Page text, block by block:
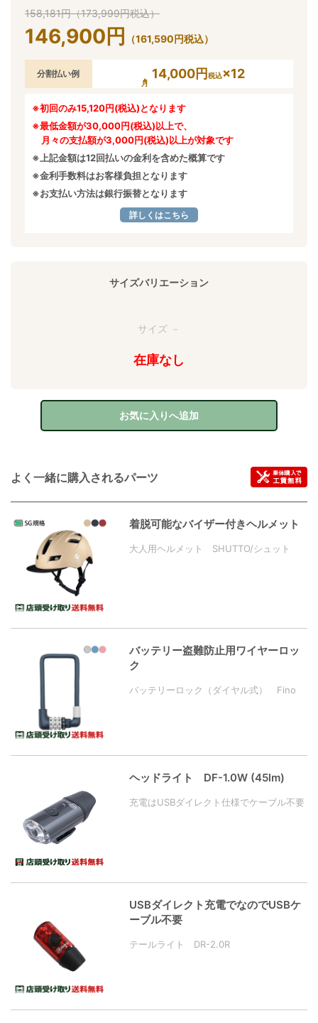
158,181円（173,999円税込）
146,900円 （161,590円税込）
分割払い例 14,000円税込×12
※初回のみ15,120円(税込)となります
※最低金額が30,000円(税込)以上で、
月々の支払額が3,000円(税込)以上が対象です
※上記金額は12回払いの金利を含めた概算です
※金利手数料はお客様負担となります
※お支払い方法は銀行振替となります
詳しくはこちら
サイズバリエーション
サイズ －
在庫なし
お気に入りへ追加
よく一緒に購入されるパーツ
着脱可能なバイザー付きヘルメット
大人用ヘルメット SHUTTO/シュット
バッテリー盗難防止用ワイヤーロッ
ク
バッテリーロック（ダイヤル式） Fino
ヘッドライト DF-1.0W (45lm)
充電はUSBダイレクト仕様でケーブル不要
USBダイレクト充電でなのでUSBケ
ーブル不要
テールライト DR-2.0R